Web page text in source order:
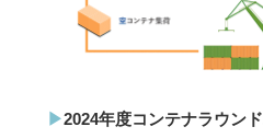
2024年度コンテナラウン